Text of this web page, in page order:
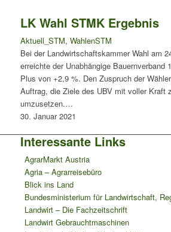
LK Wahl STMK Ergebnis
Aktuell_STM, WahlenSTM
Bei der Landwirtschaftskammer Wahl am
erreichte der Unabhängige Bauernverband
Plus von +2,9 %. Den Zuspruch der
Auftrag, die Ziele des UBV mit voller Kraft
umzusetzen.…
30. Januar 2021
Interessante Links
AgrarMarkt Austria
Agria – Agrarreisebüro
Blick ins Land
Bundesministerium für Landwirtschaft,
Landwirt – Die Fachzeitschrift
Landwirt Gebrauchtmaschinen